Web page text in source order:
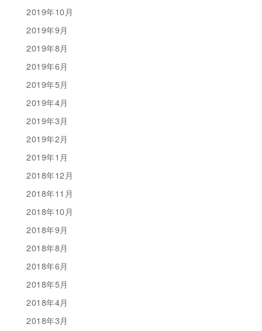
2019年10月
2019年9月
2019年8月
2019年6月
2019年5月
2019年4月
2019年3月
2019年2月
2019年1月
2018年12月
2018年11月
2018年10月
2018年9月
2018年8月
2018年6月
2018年5月
2018年4月
2018年3月